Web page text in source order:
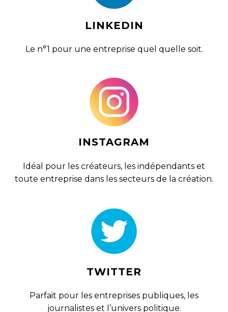
LINKEDIN
Le n°1 pour une entreprise quel quelle soit.
INSTAGRAM
Idéal pour les créateurs, les indépendants et
toute entreprise dans les secteurs de la création.
TWITTER
Parfait pour les entreprises publiques, les
journalistes et l’univers politique.